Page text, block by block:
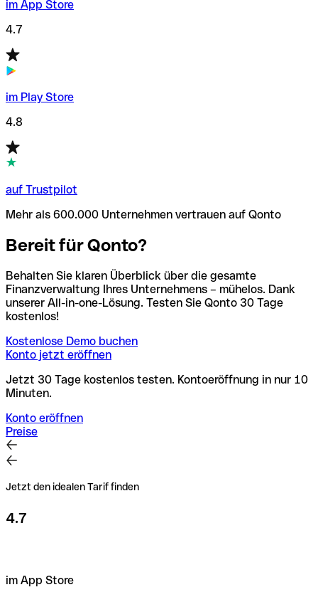
im App Store
4.7
im Play Store
4.8
auf Trustpilot
Mehr als 600.000 Unternehmen vertrauen auf Qonto
Bereit für Qonto?
Behalten Sie klaren Überblick über die gesamte
Finanzverwaltung Ihres Unternehmens – mühelos. Dank
unserer All-in-one-Lösung. Testen Sie Qonto 30 Tage
kostenlos!
Kostenlose Demo buchen
Konto jetzt eröffnen
Jetzt 30 Tage kostenlos testen. Kontoeröffnung in nur 10
Minuten.
Konto eröffnen
Preise
Jetzt den idealen Tarif finden
4.7
im App Store